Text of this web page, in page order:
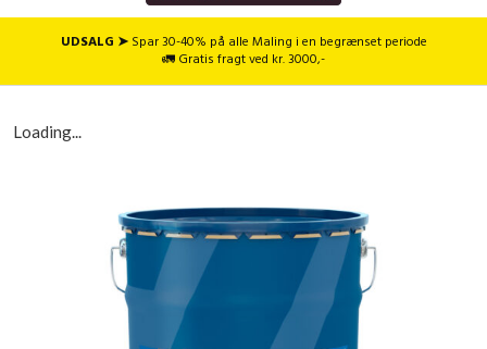
UDSALG ➤ Spar 30-40% på alle Maling i en begrænset periode
🚛 Gratis fragt ved kr. 3000,-
Loading...